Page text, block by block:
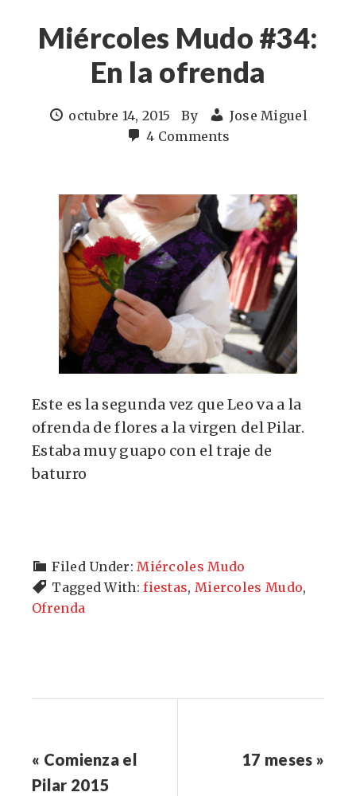
Miércoles Mudo #34:
En la ofrenda
octubre 14, 2015 By
Jose Miguel
4 Comments
Este es la segunda vez que Leo va a la
ofrenda de flores a la virgen del Pilar.
Estaba muy guapo con el traje de
baturro
Filed Under:Miércoles Mudo
Tagged With:fiestas, Miercoles Mudo,
Ofrenda
« Comienza el
Pilar 2015
17 meses »